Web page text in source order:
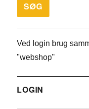
Ved login brug
"webshop"
LOGIN